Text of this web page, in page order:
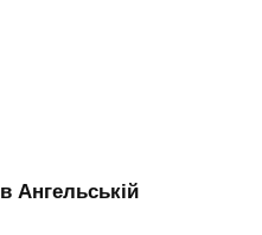
Ангельській